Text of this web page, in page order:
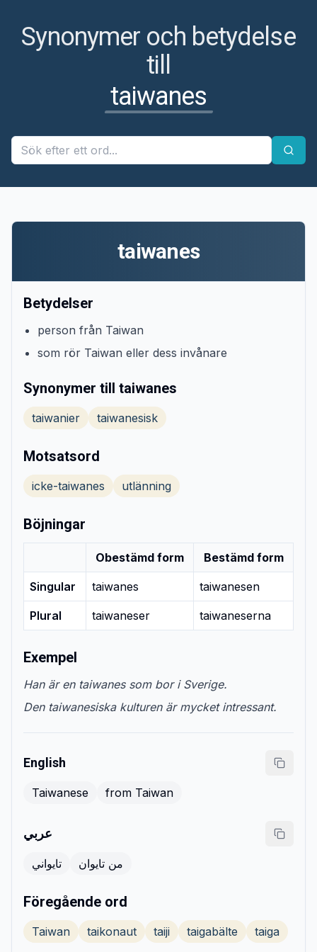
Synonymer och betydelse
till
taiwanes
taiwanes
Betydelser
person från Taiwan
som rör Taiwan eller dess invånare
Synonymer till taiwanes
taiwanier taiwanesisk
Motsatsord
icke-taiwanes utlänning
Böjningar
Obestämd form Bestämd form
Singular taiwanes taiwanesen
Plural taiwaneser taiwaneserna
Exempel
Han är en taiwanes som bor i Sverige.
Den taiwanesiska kulturen är mycket intressant.
English
Taiwanese from Taiwan
عربي
تايواني من تايوان
Föregående ord
Taiwan taikonaut taiji taigabälte taiga